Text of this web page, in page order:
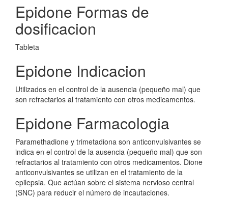
Epidone Formas de
dosificacion
Tableta
Epidone Indicacion
Utilizados en el control de la ausencia (pequeño mal) que
son refractarios al tratamiento con otros medicamentos.
Epidone Farmacologia
Paramethadione y trimetadiona son anticonvulsivantes se
indica en el control de la ausencia (pequeño mal) que son
refractarios al tratamiento con otros medicamentos. Dione
anticonvulsivantes se utilizan en el tratamiento de la
epilepsia. Que actúan sobre el sistema nervioso central
(SNC) para reducir el número de incautaciones.